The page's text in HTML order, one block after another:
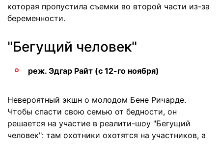
которая пропустила съемки во второй части из-за
беременности.
"Бегущий человек"
реж. Эдгар Райт (с 12-го ноября)
Невероятный экшн о молодом Бене Ричарде.
Чтобы спасти свою семью от бедности, он
решается на участие в реалити-шоу "Бегущий
человек": там охотники охотятся на участников, а